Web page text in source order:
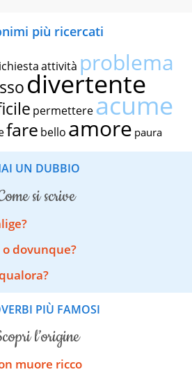
più ricercati
attività problema
divertente
permettereacume
fare bello amore paura
UN DUBBIO
come si scrive
dovunque?
PIÙ FAMOSI
scopri l’origine
muore ricco